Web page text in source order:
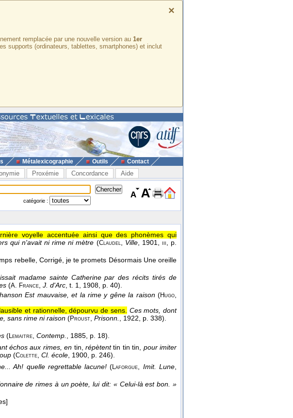
×
remplacée par une nouvelle version au 1er
supports (ordinateurs, tablettes, smartphones) et inclut
Métalexicographie Outils Contact
Proxémie Concordance Aide
catégorie :
voyelle accentuée ainsi que des phonèmes qui
qui n'avait ni rime ni mètre (Claudel, Ville, 1901, iii, p.
rebelle, Corrigé, je te promets Désormais Une oreille
madame sainte Catherine par des récits tirés de
(A. France, J. d'Arc, t. 1, 1908, p. 40).
Est mauvaise, et la rime y gêne la raison(Hugo,
et rationnelle, dépourvu de sens. Ces mots, dont
sans rime ni raison (Proust, Prisonn., 1922, p. 338).
(Lemaitre, Contemp., 1885, p. 18).
échos aux rimes, en tin,répètenttin tin tin, pour imiter
(Colette, Cl. école, 1900, p. 246).
Ah! quelle regrettable lacune! (Laforgue, Imit. Lune,
de rimes à un poète, lui dit: « Celui-là est bon. »